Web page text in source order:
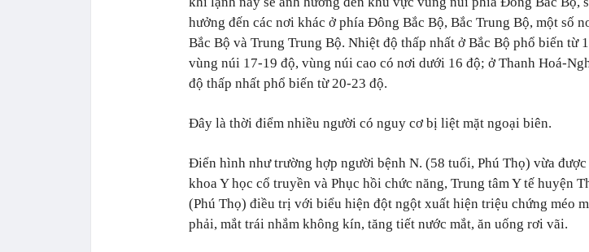
hưởng đến các nơi khác ở phía Đông Bắc Bộ, Bắc Trung Bộ, một số
Bắc Bộ và Trung Trung Bộ. Nhiệt độ thấp nhất ở Bắc Bộ phổ biến từ
vùng núi 17-19 độ, vùng núi cao có nơi dưới 16 độ; ở Thanh Hoá-
độ thấp nhất phổ biến từ 20-23 độ.
Đây là thời điểm nhiều người có nguy cơ bị liệt mặt ngoại biên.
Điển hình như trường hợp người bệnh N. (58 tuổi, Phú Thọ) vừa
khoa Y học cổ truyền và Phục hồi chức năng, Trung tâm Y tế huyện
(Phú Thọ) điều trị với biểu hiện đột ngột xuất hiện triệu chứng méo
phải, mắt trái nhắm không kín, tăng tiết nước mắt, ăn uống rơi vãi.